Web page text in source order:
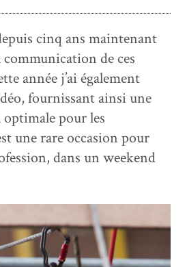
cinq ans maintenant
de ces
année j’ai également
fournissant ainsi une
pour les
une rare occasion pour
dans un weekend